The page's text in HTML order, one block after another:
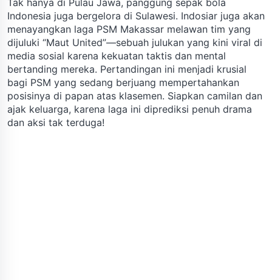
Indonesia juga bergelora di Sulawesi. Indosiar juga akan
menayangkan laga PSM Makassar melawan tim yang
dijuluki “Maut United”—sebuah julukan yang kini viral di
media sosial karena kekuatan taktis dan mental
bertanding mereka. Pertandingan ini menjadi krusial
bagi PSM yang sedang berjuang mempertahankan
posisinya di papan atas klasemen. Siapkan camilan dan
ajak keluarga, karena laga ini diprediksi penuh drama
dan aksi tak terduga!